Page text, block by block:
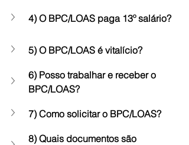
4) O BPC/LOAS paga 13º salário?
5) O BPC/LOAS é vitalício?
6) Posso trabalhar e receber o
BPC/LOAS?
7) Como solicitar o BPC/LOAS?
8) Quais documentos são